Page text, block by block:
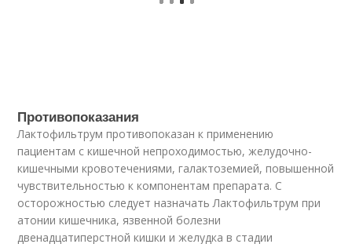
Противопоказания
Лактофильтрум противопоказан к применению
пациентам с кишечной непроходимостью, желудочно-
кишечными кровотечениями, галактоземией, повышенной
чувствительностью к компонентам препарата. С
осторожностью следует назначать Лактофильтрум при
атонии кишечника, язвенной болезни
двенадцатиперстной кишки и желудка в стадии